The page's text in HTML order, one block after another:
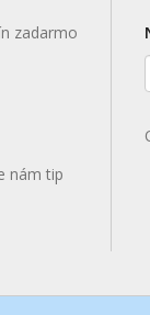
zadarmo
nám tip
E-